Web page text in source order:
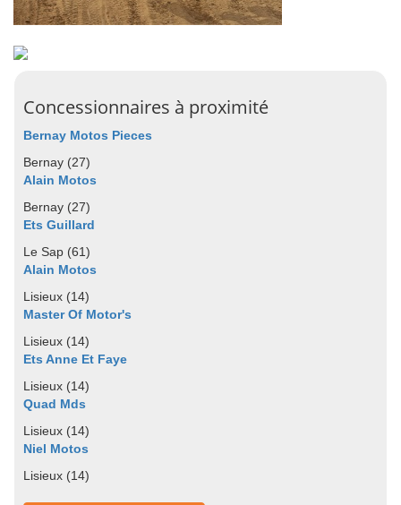
Concessionnaires à proximité
Bernay Motos Pieces
Bernay (27)
Alain Motos
Bernay (27)
Ets Guillard
Le Sap (61)
Alain Motos
Lisieux (14)
Master Of Motor's
Lisieux (14)
Ets Anne Et Faye
Lisieux (14)
Quad Mds
Lisieux (14)
Niel Motos
Lisieux (14)